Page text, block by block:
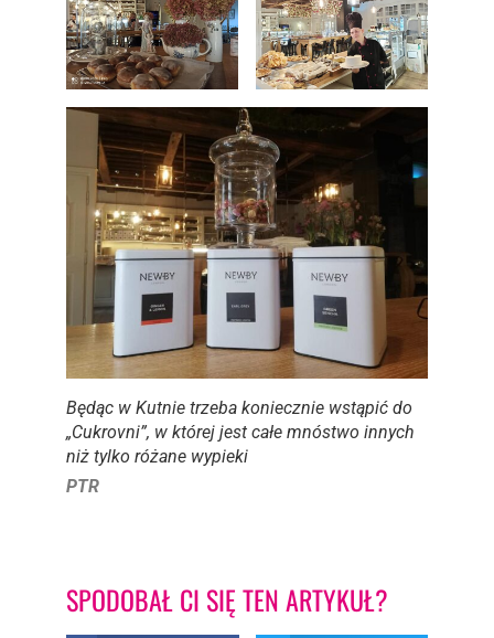
Będąc w Kutnie trzeba koniecznie wstąpić do
„Cukrovni”, w której jest całe mnóstwo innych
niż tylko różane wypieki
PTR
SPODOBAŁ CI SIĘ TEN ARTYKUŁ?